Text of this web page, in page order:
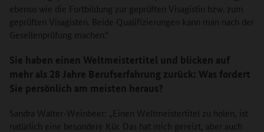
ebenso wie die Fortbildung zur geprüften Visagistin bzw. zum
geprüften Visagisten. Beide Qualifizierungen kann man nach der
Gesellenprüfung machen.“
Sie haben einen Weltmeistertitel und blicken auf
mehr als 28 Jahre Berufserfahrung zurück: Was fordert
Sie persönlich am meisten heraus?
Sandra Walter-Weinbeer: „Einen Weltmeistertitel zu holen, ist
natürlich eine besondere Kür. Das hat mich gereizt, aber auch